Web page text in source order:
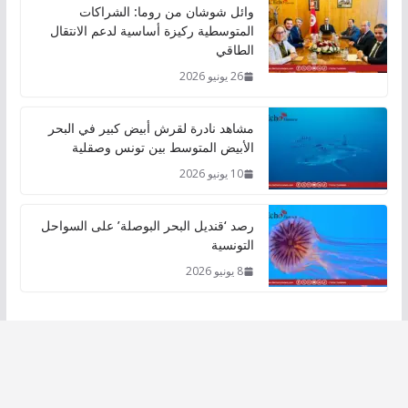
وائل شوشان من روما: الشراكات
المتوسطية ركيزة أساسية لدعم الانتقال
الطاقي
26 يونيو 2026
مشاهد نادرة لقرش أبيض كبير في البحر
الأبيض المتوسط بين تونس وصقلية
10 يونيو 2026
رصد ‘قنديل البحر البوصلة’ على السواحل
التونسية
8 يونيو 2026